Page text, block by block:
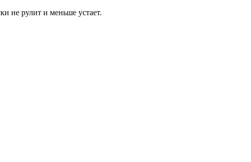
не рулит и меньше устает.